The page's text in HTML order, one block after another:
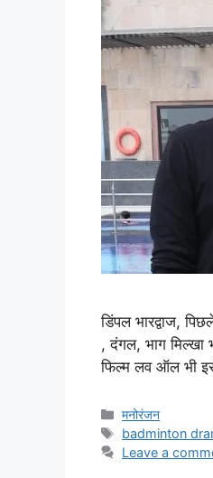
डिंपल भारद्वाज,
, दंगल, भाग मिल्खा
फिल्म लव ऑल भी
मनोरंजन
badminton
Leave a